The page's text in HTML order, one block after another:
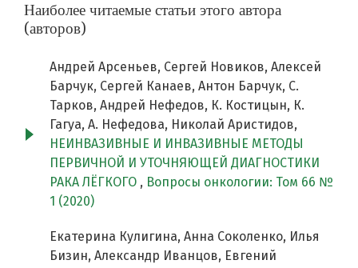
Наиболее читаемые статьи этого автора
(авторов)
Андрей Арсеньев, Сергей Новиков, Алексей
Барчук, Сергей Канаев, Антон Барчук, С.
Тарков, Андрей Нефедов, К. Костицын, К.
Гагуа, А. Нефедова, Николай Аристидов,
НЕИНВАЗИВНЫЕ И ИНВАЗИВНЫЕ МЕТОДЫ
ПЕРВИЧНОЙ И УТОЧНЯЮЩЕЙ ДИАГНОСТИКИ
РАКА ЛЁГКОГО , Вопросы онкологии: Том 66 №
1 (2020)
Екатерина Кулигина, Анна Соколенко, Илья
Бизин, Александр Иванцов, Евгений